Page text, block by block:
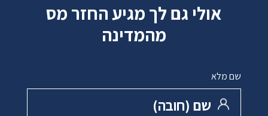
אולי גם לך מגיע החזר מס
מהמדינה
שם מלא
שם ‏(חובה)